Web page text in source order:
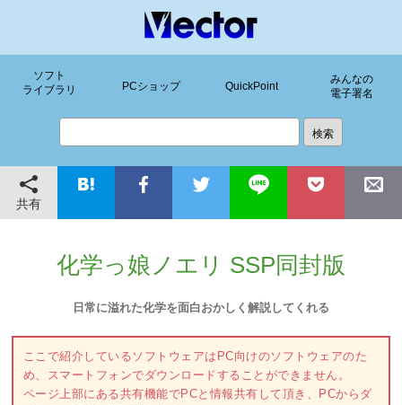
ソフト
ライブラリ
PCショップ QuickPoint
みんなの
電子署名
共有
化学っ娘ノエリ SSP同封版
日常に溢れた化学を面白おかしく解説してくれる
ここで紹介しているソフトウェアはPC向けのソフトウェアのた
め、スマートフォンでダウンロードすることができません。
ページ上部にある共有機能でPCと情報共有して頂き、PCからダ